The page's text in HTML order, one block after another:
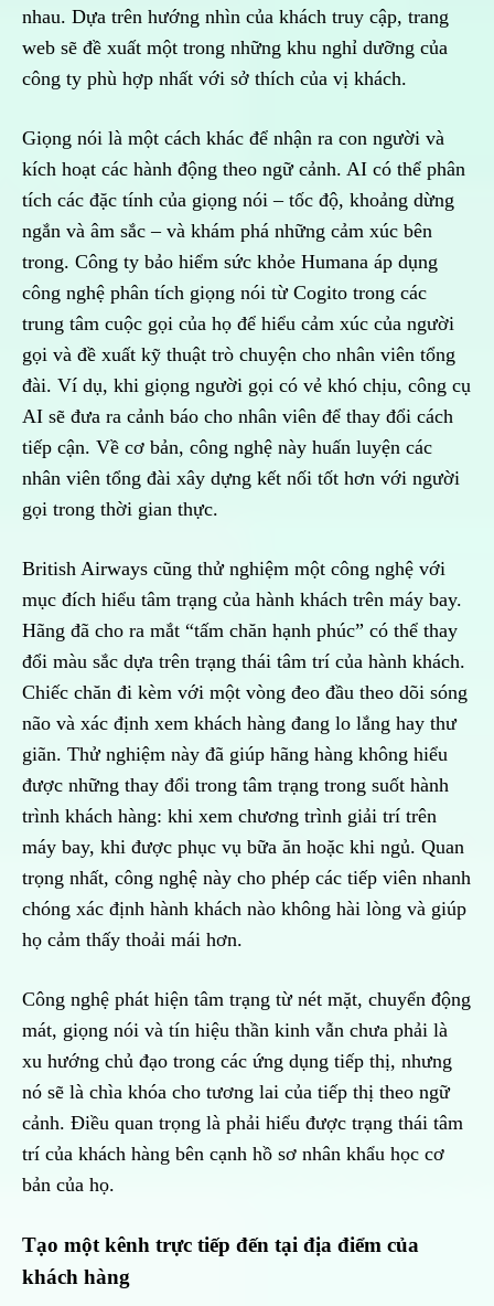
nhau. Dựa trên hướng nhìn của khách truy cập, trang
web sẽ đề xuất một trong những khu nghỉ dưỡng của
công ty phù hợp nhất với sở thích của vị khách.
Giọng nói là một cách khác để nhận ra con người và
kích hoạt các hành động theo ngữ cảnh. AI có thể phân
tích các đặc tính của giọng nói – tốc độ, khoảng dừng
ngắn và âm sắc – và khám phá những cảm xúc bên
trong. Công ty bảo hiểm sức khỏe Humana áp dụng
công nghệ phân tích giọng nói từ Cogito trong các
trung tâm cuộc gọi của họ để hiểu cảm xúc của người
gọi và đề xuất kỹ thuật trò chuyện cho nhân viên tổng
đài. Ví dụ, khi giọng người gọi có vẻ khó chịu, công cụ
AI sẽ đưa ra cảnh báo cho nhân viên để thay đổi cách
tiếp cận. Về cơ bản, công nghệ này huấn luyện các
nhân viên tổng đài xây dựng kết nối tốt hơn với người
gọi trong thời gian thực.
British Airways cũng thử nghiệm một công nghệ với
mục đích hiểu tâm trạng của hành khách trên máy bay.
Hãng đã cho ra mắt “tấm chăn hạnh phúc” có thể thay
đổi màu sắc dựa trên trạng thái tâm trí của hành khách.
Chiếc chăn đi kèm với một vòng đeo đầu theo dõi sóng
não và xác định xem khách hàng đang lo lắng hay thư
giãn. Thử nghiệm này đã giúp hãng hàng không hiểu
được những thay đổi trong tâm trạng trong suốt hành
trình khách hàng: khi xem chương trình giải trí trên
máy bay, khi được phục vụ bữa ăn hoặc khi ngủ. Quan
trọng nhất, công nghệ này cho phép các tiếp viên nhanh
chóng xác định hành khách nào không hài lòng và giúp
họ cảm thấy thoải mái hơn.
Công nghệ phát hiện tâm trạng từ nét mặt, chuyển động
mát, giọng nói và tín hiệu thần kinh vẫn chưa phải là
xu hướng chủ đạo trong các ứng dụng tiếp thị, nhưng
nó sẽ là chìa khóa cho tương lai của tiếp thị theo ngữ
cảnh. Điều quan trọng là phải hiểu được trạng thái tâm
trí của khách hàng bên cạnh hồ sơ nhân khẩu học cơ
bản của họ.
Tạo một kênh trực tiếp đến tại địa điểm của
khách hàng